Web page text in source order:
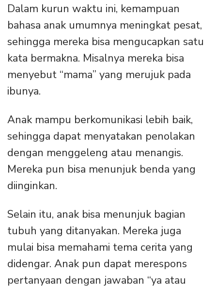
Dalam kurun waktu ini, kemampuan
bahasa anak umumnya meningkat pesat,
sehingga mereka bisa mengucapkan satu
kata bermakna. Misalnya mereka bisa
menyebut “mama” yang merujuk pada
ibunya.
Anak mampu berkomunikasi lebih baik,
sehingga dapat menyatakan penolakan
dengan menggeleng atau menangis.
Mereka pun bisa menunjuk benda yang
diinginkan.
Selain itu, anak bisa menunjuk bagian
tubuh yang ditanyakan. Mereka juga
mulai bisa memahami tema cerita yang
didengar. Anak pun dapat merespons
pertanyaan dengan jawaban “ya atau